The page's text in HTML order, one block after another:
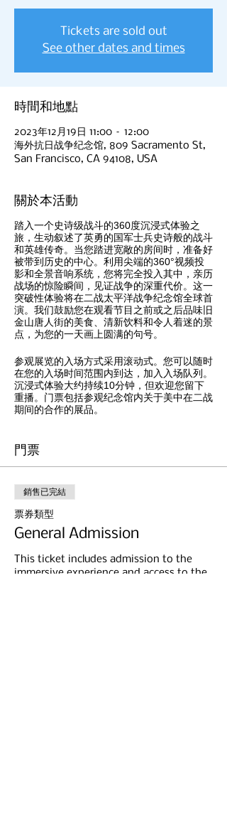
Tickets are sold out
See other dates and times
時間和地點
2023年12月19日 11:00 – 12:00
海外抗日战争纪念馆, 809 Sacramento St,
San Francisco, CA 94108, USA
關於本活動
踏入一个史诗级战斗的360度沉浸式体验之
旅，生动叙述了英勇的国军士兵史诗般的战斗
和英雄传奇。当您踏进宽敞的房间时，准备好
被带到历史的中心。利用尖端的360°视频投
影和全景音响系统，您将完全投入其中，亲历
战场的惊险瞬间，见证战争的深重代价。这一
突破性体验将在二战太平洋战争纪念馆全球首
演。我们鼓励您在观看节目之前或之后品味旧
金山唐人街的美食、清新饮料和令人着迷的景
点，为您的一天画上圆满的句号。
参观展览的入场方式采用滚动式。您可以随时
在您的入场时间范围内到达，加入入场队列。
沉浸式体验大约持续10分钟，但欢迎您留下
重播。门票包括参观纪念馆内关于美中在二战
期间的合作的展品。
門票
銷售已完結
票券類型
General Admission
This ticket includes admission to the
immersive experience and access to the